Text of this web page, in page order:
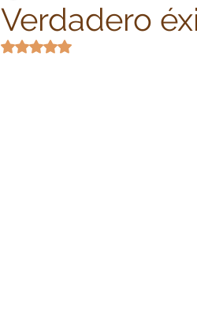
Verdadero
Obtuvo NaN de 5 estrellas.